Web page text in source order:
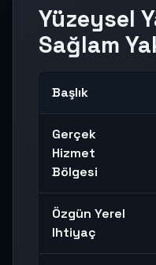
Yüzeysel
Sağlam
Başlık
Gerçek
Hizmet
Bölgesi
Özgün Yerel
Ihtiyaç